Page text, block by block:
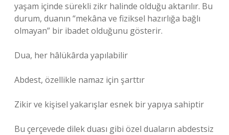
yaşam içinde sürekli zikr halinde olduğu aktarılır. Bu
durum, duanın “mekâna ve fiziksel hazırlığa bağlı
olmayan” bir ibadet olduğunu gösterir.
Dua, her hâlükârda yapılabilir
Abdest, özellikle namaz için şarttır
Zikir ve kişisel yakarışlar esnek bir yapıya sahiptir
Bu çerçevede dilek duası gibi özel duaların abdestsiz